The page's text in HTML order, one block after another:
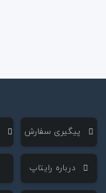
‌ پیگیری سفارش
‌ درباره رایتاپ